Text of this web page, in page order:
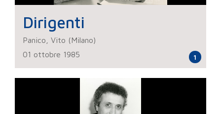
Dirigenti
Panico, Vito (Milano)
01 ottobre 1985
1